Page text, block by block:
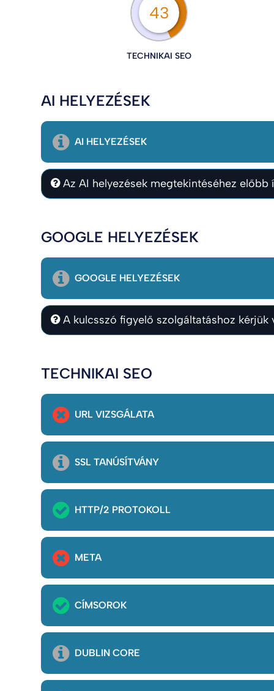
43
TECHNIKAI SEO
AI HELYEZÉSEK
AI HELYEZÉSEK
Az AI helyezések megtekintéséhez előbb
GOOGLE HELYEZÉSEK
GOOGLE HELYEZÉSEK
A kulcsszó figyelő szolgáltatáshoz
TECHNIKAI SEO
URL VIZSGÁLATA
SSL TANÚSÍTVÁNY
HTTP/2 PROTOKOLL
META
CÍMSOROK
DUBLIN CORE